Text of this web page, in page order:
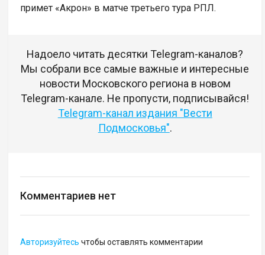
примет «Акрон» в матче третьего тура РПЛ.
Надоело читать десятки Telegram-каналов?
Мы собрали все самые важные и интересные
новости Московского региона в новом
Telegram-канале. Не пропусти, подписывайся!
Telegram-канал издания "Вести
Подмосковья".
Комментариев нет
Авторизуйтесь чтобы оставлять комментарии